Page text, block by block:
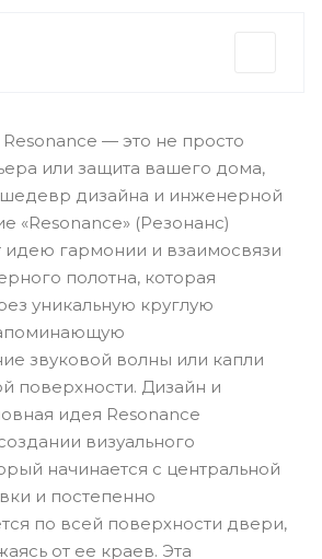
— это не просто
или защита вашего дома,
дизайна и инженерной
«Resonance» (Резонанс)
идею гармонии и взаимосвязи
полотна, которая
уникальную круглую
звуковой волны или капли
поверхности. Дизайн и
идея Resonance
визуального
начинается с центральной
и постепенно
по всей поверхности двери,
от ее краев. Эта